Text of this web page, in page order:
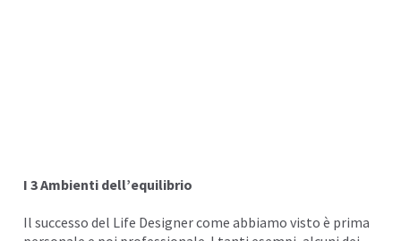
I 3 Ambienti dell’equilibrio
Il successo del Life Designer come abbiamo visto è prima